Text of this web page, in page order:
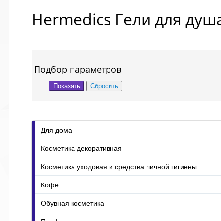
Hermedics Гели для
Подбор параметров
Для дома
Косметика декоративная
Косметика уходовая и средства личной гигиены
Кофе
Обувная косметика